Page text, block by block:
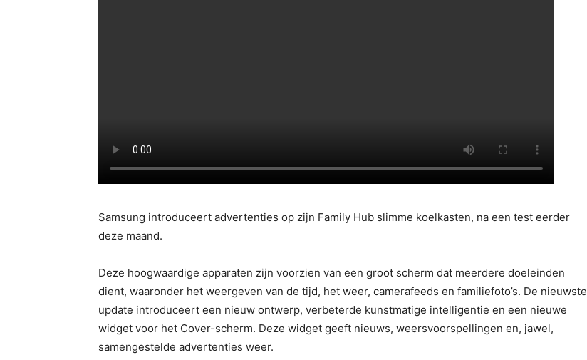
Samsung introduceert advertenties op zijn Family Hub slimme koelkasten, na een test eerder
deze maand.
Deze hoogwaardige apparaten zijn voorzien van een groot scherm dat meerdere doeleinden
dient, waaronder het weergeven van de tijd, het weer, camerafeeds en familiefoto’s. De nieuwste
update introduceert een nieuw ontwerp, verbeterde kunstmatige intelligentie en een nieuwe
widget voor het Cover-scherm. Deze widget geeft nieuws, weersvoorspellingen en, jawel,
samengestelde advertenties weer.